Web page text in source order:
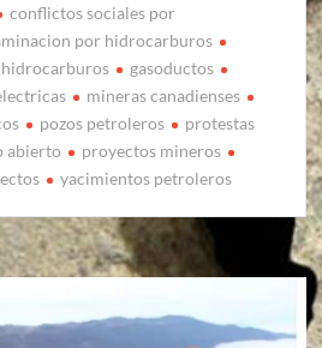
conflictos sociales por
por hidrocarburos
gasoductos
mineras canadienses
pozos petroleros
protestas
abierto
proyectos mineros
yacimientos petroleros